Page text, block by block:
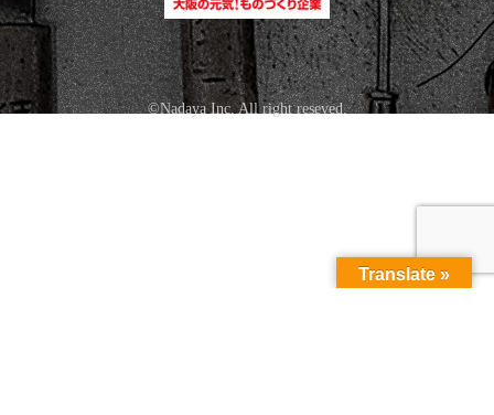
©Nadaya Inc. All right reseved.
Translate »